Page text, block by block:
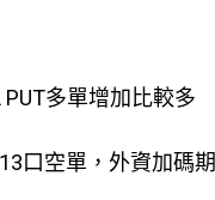
PUT多單增加比較多
口空單，外資加碼